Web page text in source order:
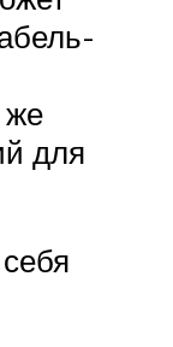
же
для